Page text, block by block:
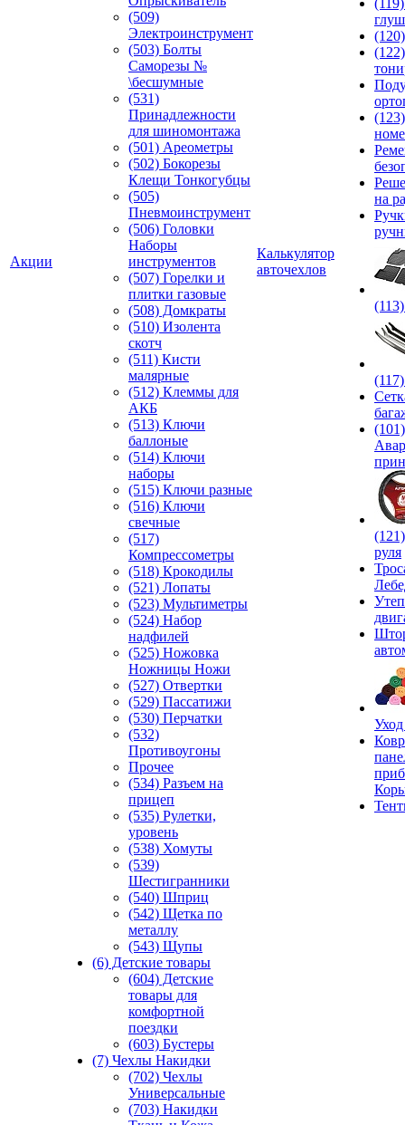
Акции
(509)
Электроинструмент
(503) Болты
Саморезы №
\бесшумные
(531)
Принадлежности
для шиномонтажа
(501) Ареометры
(502) Бокорезы
Клещи Тонкогубцы
(505)
Пневмоинструмент
(506) Головки
Наборы
инструментов
(507) Горелки и
плитки газовые
(508) Домкраты
(510) Изолента
скотч
(511) Кисти
малярные
(512) Клеммы для
АКБ
(513) Ключи
баллоные
(514) Ключи
наборы
(515) Ключи разные
(516) Ключи
свечные
(517)
Компрессометры
(518) Крокодилы
(521) Лопаты
(523) Мультиметры
(524) Набор
надфилей
(525) Ножовка
Ножницы Ножи
(527) Отвертки
(529) Пассатижи
(530) Перчатки
(532)
Противоугоны
Прочее
(534) Разъем на
прицеп
(535) Рулетки,
уровень
(538) Хомуты
(539)
Шестигранники
(540) Шприц
(542) Щетка по
металлу
(543) Щупы
(6) Детские товары
(604) Детские
товары для
комфортной
поездки
(603) Бустеры
(7) Чехлы Накидки
(702) Чехлы
Универсальные
(703) Накидки
Калькулятор
авточехлов
на
(101)
руля
Уход